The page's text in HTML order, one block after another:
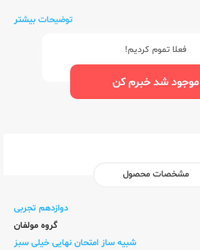
توضیحات بیشتر
فعلا تموم کردیم!
موجود شد خبرم کن
مشخصات محصول
دوازدهم تجربی
گروه مولفان
شبیه ساز امتحان نهایی خیلی سبز